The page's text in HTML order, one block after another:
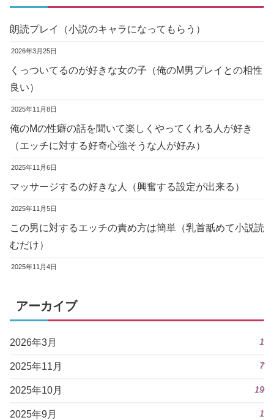
朗読プレイ（小説のキャラになってもらう）
2026年3月25日
くっついてるのが好きな女の子（俺のM男プレイとの相性
良い）
2025年11月8日
俺のMの性癖の話を聞いて楽しくやってくれる人が好き
（エッチに対する好奇心強そうな人が好み）
2025年11月6日
マッサージするの好きな人（興奮する設定が出来る）
2025年11月5日
この男に対するエッチの責め方は簡単（乳首舐めて小説読
むだけ）
2025年11月4日
アーカイブ
2026年3月 1
2025年11月 7
2025年10月 19
2025年9月 1